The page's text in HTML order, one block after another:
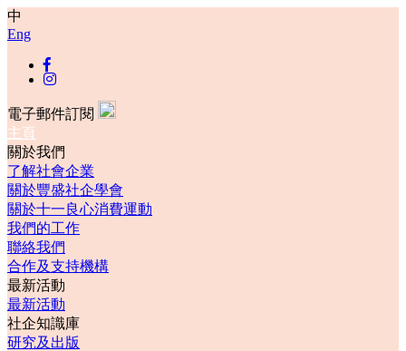
中
Eng
電子郵件訂閱
主頁
關於我們
了解社會企業
關於豐盛社企學會
關於十一良心消費運動
我們的工作
聯絡我們
合作及支持機構
最新活動
最新活動
社企知識庫
研究及出版